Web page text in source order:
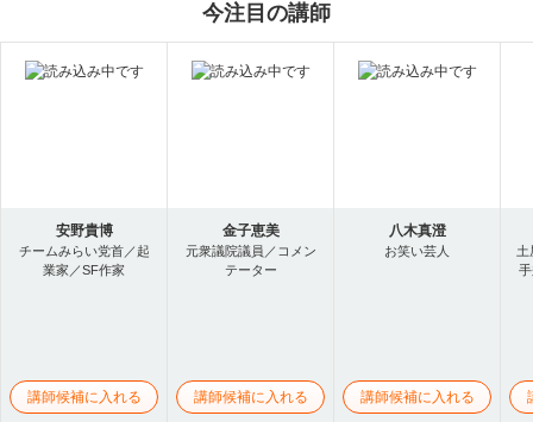
今注目の講師
安野貴博
チームみらい党首／起
業家／SF作家
講師候補に入れる
金子恵美
元衆議院議員／コメン
テーター
講師候補に入れる
八木真澄
お笑い芸人
講師候補に入れる
土